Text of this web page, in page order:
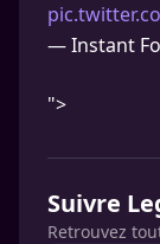
— Instant
">
Suivre
Retrouvez